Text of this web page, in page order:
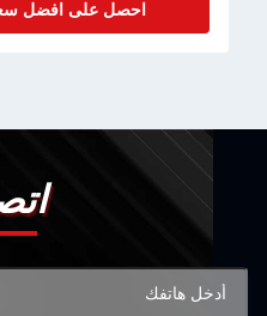
احصل على افضل سعر
اتصال